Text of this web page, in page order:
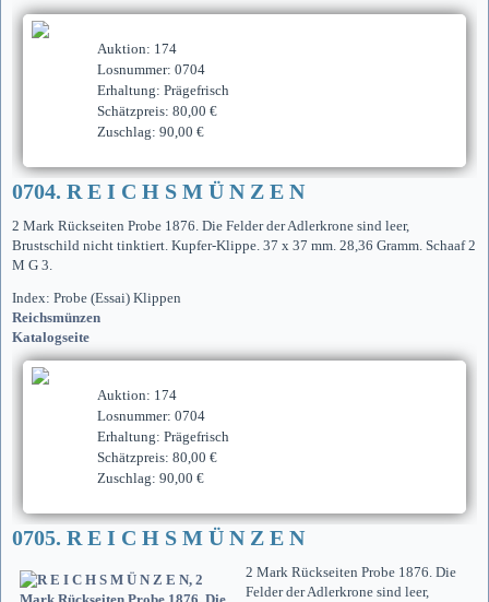
Auktion: 174
Losnummer: 0704
Erhaltung: Prägefrisch
Schätzpreis: 80,00 €
Zuschlag: 90,00 €
0704. R E I C H S M Ü N Z E N
2 Mark Rückseiten Probe 1876. Die Felder der Adlerkrone sind leer,
Brustschild nicht tinktiert. Kupfer-Klippe. 37 x 37 mm. 28,36 Gramm. Schaaf 2
M G 3.
Index: Probe (Essai) Klippen
Reichsmünzen
Katalogseite
Auktion: 174
Losnummer: 0704
Erhaltung: Prägefrisch
Schätzpreis: 80,00 €
Zuschlag: 90,00 €
0705. R E I C H S M Ü N Z E N
2 Mark Rückseiten Probe 1876. Die
Felder der Adlerkrone sind leer,